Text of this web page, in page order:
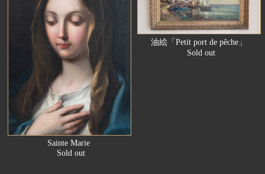
Sainte Marie
Sold out
油絵「Petit port de pêche」
Sold out